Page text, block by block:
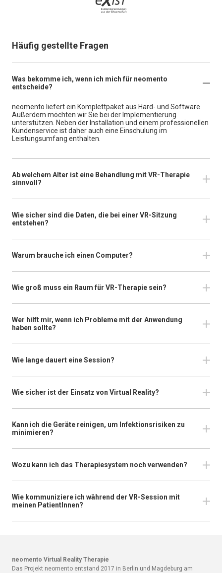
Häufig gestellte Fragen
Was bekomme ich, wenn ich mich für neomento
entscheide?
neomento liefert ein Komplettpaket aus Hard- und Software.
Außerdem möchten wir Sie bei der Implementierung
unterstützen. Neben der Installation und einem professionellen
Kundenservice ist daher auch eine Einschulung im
Leistungsumfang enthalten.
Ab welchem Alter ist eine Behandlung mit VR-Therapie
sinnvoll?
Wie sicher sind die Daten, die bei einer VR-Sitzung
entstehen?
Warum brauche ich einen Computer?
Wie groß muss ein Raum für VR-Therapie sein?
Wer hilft mir, wenn ich Probleme mit der Anwendung
haben sollte?
Wie lange dauert eine Session?
Wie sicher ist der Einsatz von Virtual Reality?
Kann ich die Geräte reinigen, um Infektionsrisiken zu
minimieren?
Wozu kann ich das Therapiesystem noch verwenden?
Wie kommuniziere ich während der VR-Session mit
meinen PatientInnen?
neomento Virtual Reality Therapie
Das Projekt neomento entstand 2017 in Berlin und Magdeburg am